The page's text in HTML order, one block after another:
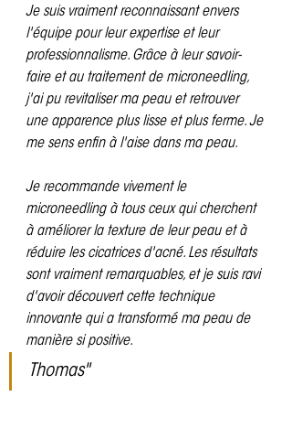
Je suis vraiment reconnaissant envers
l'équipe pour leur expertise et leur
professionnalisme. Grâce à leur savoir-
faire et au traitement de microneedling,
j'ai pu revitaliser ma peau et retrouver
une apparence plus lisse et plus ferme. Je
me sens enfin à l'aise dans ma peau.
Je recommande vivement le
microneedling à tous ceux qui cherchent
à améliorer la texture de leur peau et à
réduire les cicatrices d'acné. Les résultats
sont vraiment remarquables, et je suis ravi
d'avoir découvert cette technique
innovante qui a transformé ma peau de
manière si positive.
Thomas"